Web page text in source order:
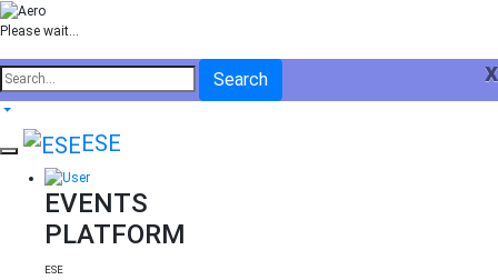
Please wait...
x
Search
ESE
EVENTS
PLATFORM
ESE